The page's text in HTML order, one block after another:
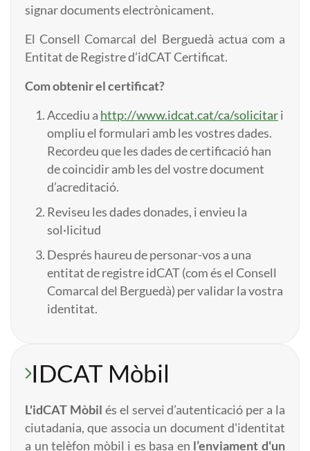
signar documents electrònicament.
El Consell Comarcal del Berguedà actua com a
Entitat de Registre d’idCAT Certificat.
Com obtenir el certificat?
Accediu a http://www.idcat.cat/ca/solicitari
ompliu el formulari amb les vostres dades.
Recordeu que les dades de certificació han
de coincidir amb les del vostre document
d’acreditació.
Reviseu les dades donades, i envieu la
sol·licitud
Després haureu de personar-vos a una
entitat de registre idCAT (com és el Consell
Comarcal del Berguedà) per validar la vostra
identitat.
IDCAT Mòbil
L'idCAT Mòbil és el servei d’autenticació per a la
ciutadania, que associa un document d'identitat
a un telèfon mòbil i es basa en l’enviament d'un